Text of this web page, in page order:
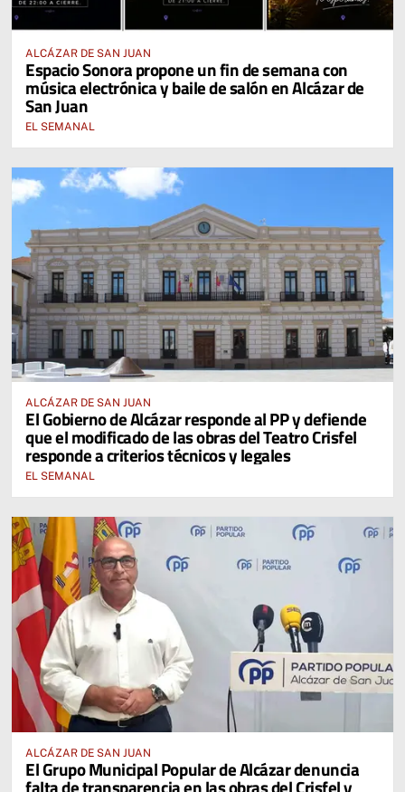
ALCÁZAR DE SAN JUAN
Espacio Sonora propone un fin de semana con
música electrónica y baile de salón en Alcázar de
San Juan
EL SEMANAL
ALCÁZAR DE SAN JUAN
El Gobierno de Alcázar responde al PP y defiende
que el modificado de las obras del Teatro Crisfel
responde a criterios técnicos y legales
EL SEMANAL
ALCÁZAR DE SAN JUAN
El Grupo Municipal Popular de Alcázar denuncia